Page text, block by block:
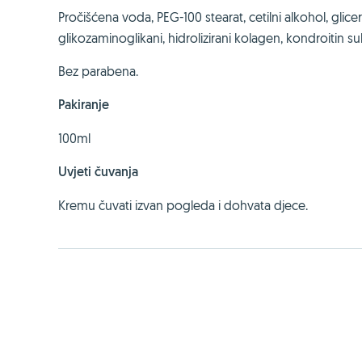
Pročišćena voda, PEG-100 stearat, cetilni alkohol,
glikozaminoglikani, hidrolizirani kolagen, kondroitin
Bez parabena.
Pakiranje
100ml
Uvjeti čuvanja
Kremu čuvati izvan pogleda i dohvata djece.